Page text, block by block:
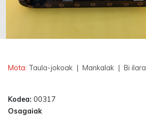
Mota: Taula-jokoak | Mankalak | Bi
Kodea: 00317
Osagaiak